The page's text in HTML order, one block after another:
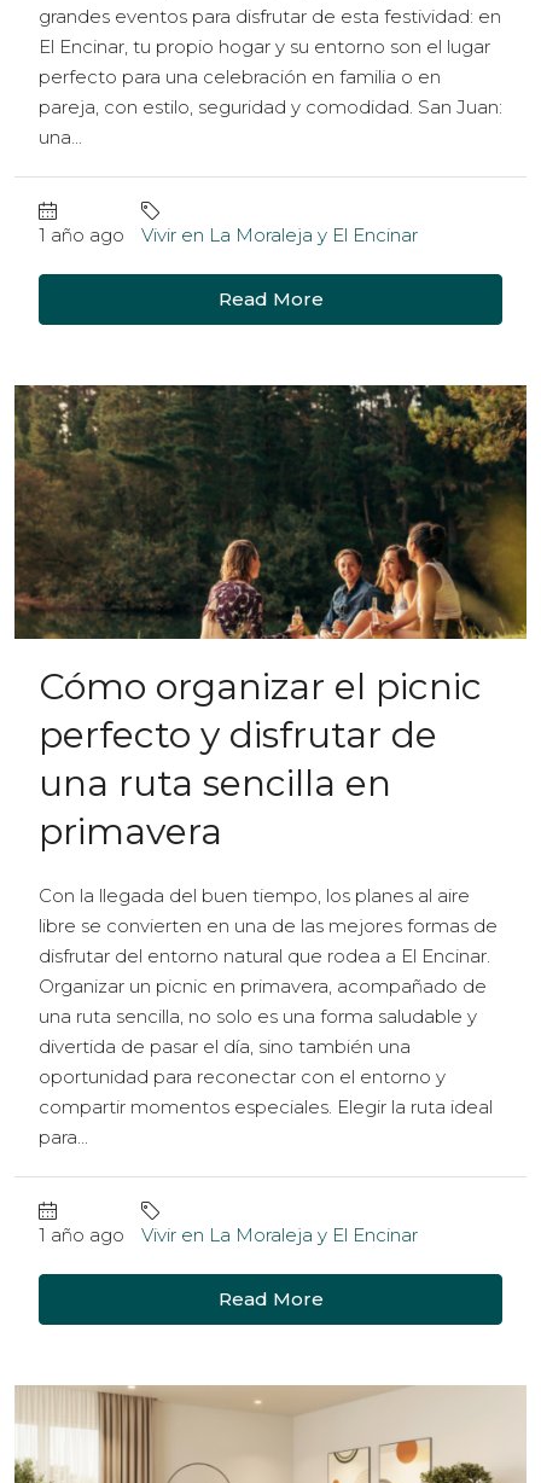
grandes eventos para disfrutar de esta festividad: en
El Encinar, tu propio hogar y su entorno son el lugar
perfecto para una celebración en familia o en
pareja, con estilo, seguridad y comodidad. San Juan:
una...
1 año ago Vivir en La Moraleja y El Encinar
Read More
Cómo organizar el picnic
perfecto y disfrutar de
una ruta sencilla en
primavera
Con la llegada del buen tiempo, los planes al aire
libre se convierten en una de las mejores formas de
disfrutar del entorno natural que rodea a El Encinar.
Organizar un picnic en primavera, acompañado de
una ruta sencilla, no solo es una forma saludable y
divertida de pasar el día, sino también una
oportunidad para reconectar con el entorno y
compartir momentos especiales. Elegir la ruta ideal
para...
1 año ago Vivir en La Moraleja y El Encinar
Read More